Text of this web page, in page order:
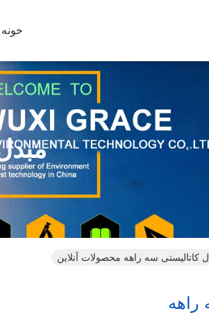
خونه
کاتالیستی سه راهه محصولات آنلاین
راهه